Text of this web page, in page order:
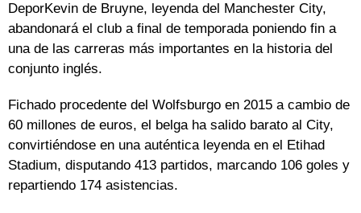
DeporKevin de Bruyne, leyenda del Manchester City,
abandonará el club a final de temporada poniendo fin a
una de las carreras más importantes en la historia del
conjunto inglés.
Fichado procedente del Wolfsburgo en 2015 a cambio de
60 millones de euros, el belga ha salido barato al City,
convirtiéndose en una auténtica leyenda en el Etihad
Stadium, disputando 413 partidos, marcando 106 goles y
repartiendo 174 asistencias.